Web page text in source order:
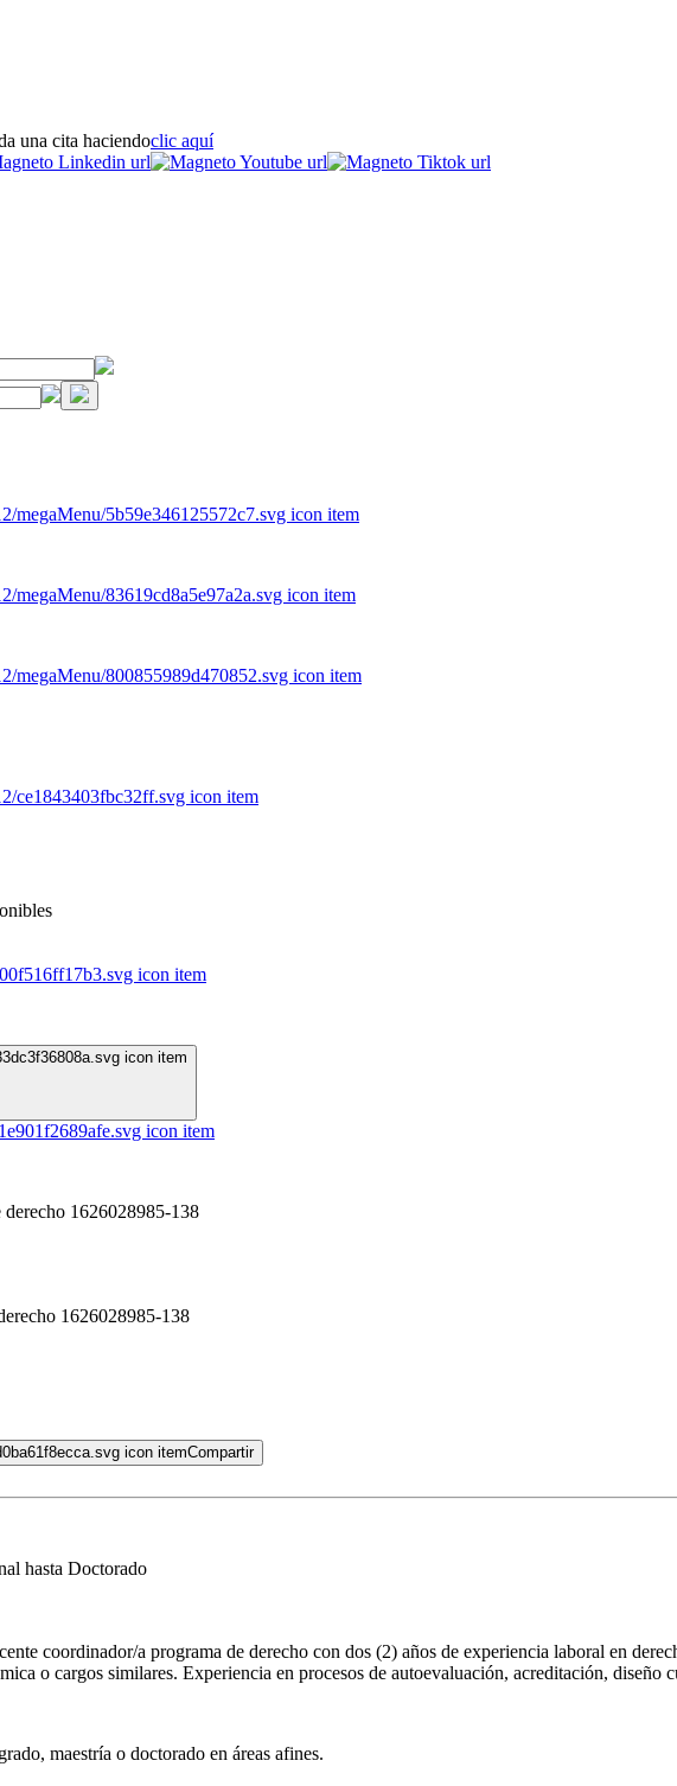
una cita haciendoclic aquí
1626028985-138
1626028985-138
Compartir
hasta Doctorado
coordinador/a programa de derecho con dos (2) años de experiencia laboral en
o cargos similares. Experiencia en procesos de autoevaluación, acreditación, diseño
maestría o doctorado en áreas afines.